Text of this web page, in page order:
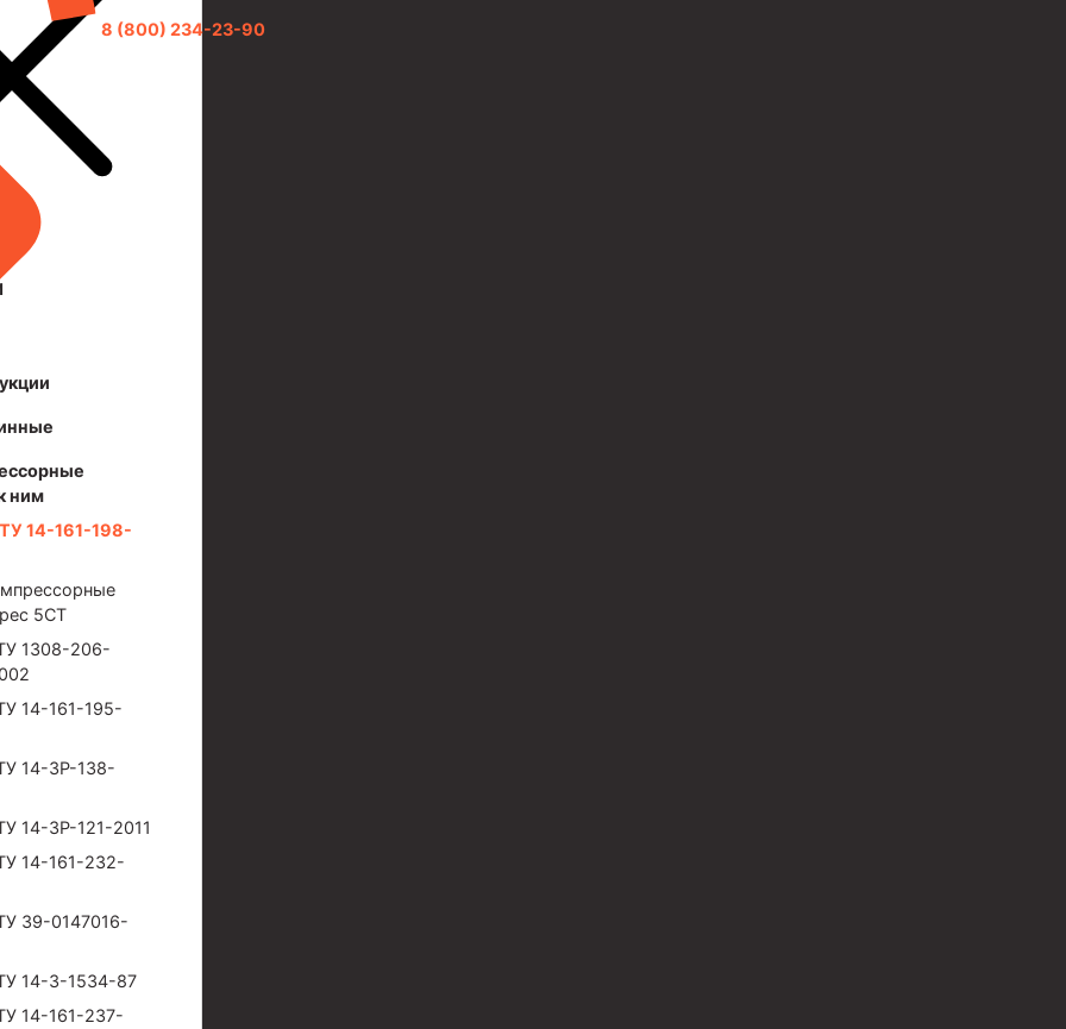
8 (800) 234-23-90
ним
14-161-198-
5CT
1308-206-
14-161-195-
14-3Р-138-
14-3Р-121-2011
14-161-232-
39-0147016-
14-3-1534-87
14-161-237-